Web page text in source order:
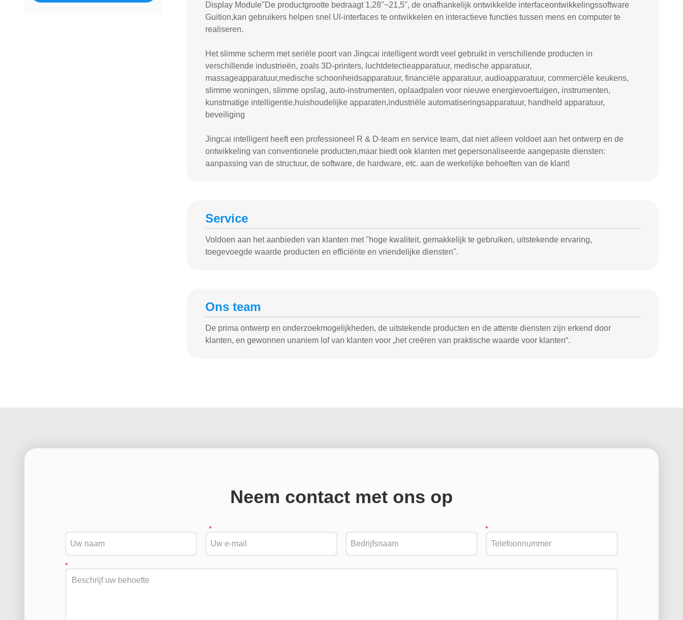
Display Module"De productgrootte bedraagt 1,28"~21,5", de onafhankelijk ontwikkelde interfaceontwikkelingssoftware
Guition,kan gebruikers helpen snel Ul-interfaces te ontwikkelen en interactieve functies tussen mens en computer te
realiseren.
Het slimme scherm met seriële poort van Jingcai intelligent wordt veel gebruikt in verschillende producten in
verschillende industrieën, zoals 3D-printers, luchtdetectieapparatuur, medische apparatuur,
massageapparatuur,medische schoonheidsapparatuur, financiële apparatuur, audioapparatuur, commerciële keukens,
slimme woningen, slimme opslag, auto-instrumenten, oplaadpalen voor nieuwe energievoertuigen, instrumenten,
kunstmatige intelligentie,huishoudelijke apparaten,industriële automatiseringsapparatuur, handheld apparatuur,
beveiliging
Jingcai intelligent heeft een professioneel R & D-team en service team, dat niet alleen voldoet aan het ontwerp en de
ontwikkeling van conventionele producten,maar biedt ook klanten met gepersonaliseerde aangepaste diensten:
aanpassing van de structuur, de software, de hardware, etc. aan de werkelijke behoeften van de klant!
Service
Voldoen aan het aanbieden van klanten met "hoge kwaliteit, gemakkelijk te gebruiken, uitstekende ervaring,
toegevoegde waarde producten en efficiënte en vriendelijke diensten".
Ons team
De prima ontwerp en onderzoekmogelijkheden, de uitstekende producten en de attente diensten zijn erkend door
klanten, en gewonnen unaniem lof van klanten voor „het creëren van praktische waarde voor klanten“.
Neem contact met ons op